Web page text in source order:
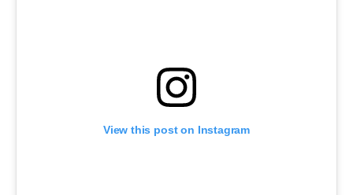
View this post on Instagram